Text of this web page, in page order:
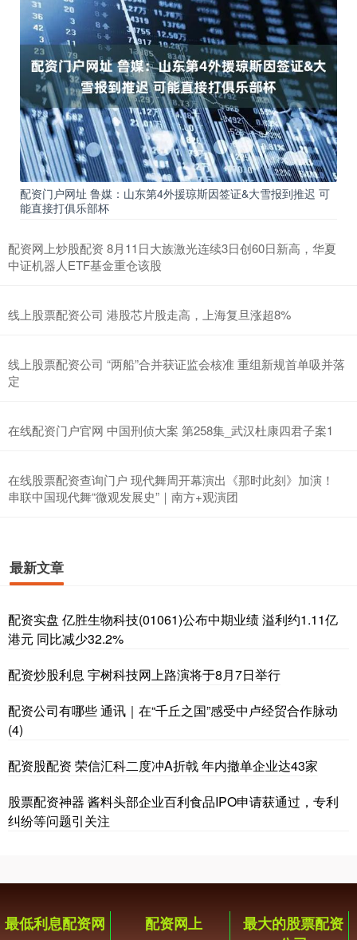
配资门户网址 鲁媒：山东第4外援琼斯因签证&大雪报到推迟 可
能直接打俱乐部杯
配资网上炒股配资 8月11日大族激光连续3日创60日新高，华夏
中证机器人ETF基金重仓该股
线上股票配资公司 港股芯片股走高，上海复旦涨超8%
线上股票配资公司 “两船”合并获证监会核准 重组新规首单吸并落
定
在线配资门户官网 中国刑侦大案 第258集_武汉杜康四君子案1
在线股票配资查询门户 现代舞周开幕演出《那时此刻》加演！
串联中国现代舞“微观发展史”｜南方+观演团
最新文章
配资实盘 亿胜生物科技(01061)公布中期业绩 溢利约1.11亿
港元 同比减少32.2%
配资炒股利息 宇树科技网上路演将于8月7日举行
配资公司有哪些 通讯｜在“千丘之国”感受中卢经贸合作脉动
(4)
配资股配资 荣信汇科二度冲A折戟 年内撤单企业达43家
股票配资神器 酱料头部企业百利食品IPO申请获通过，专利
纠纷等问题引关注
最低利息配资网 配资网上
最大的股票配资